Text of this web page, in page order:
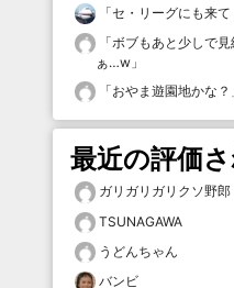
「セ・リーグにも来て
「ボブもあと少しで
ぁ…w 」
「おやま遊園地かな？
最近の評価
ガリガリガリクソ野郎
TSUNAGAWA
うどんちゃん
バンビ